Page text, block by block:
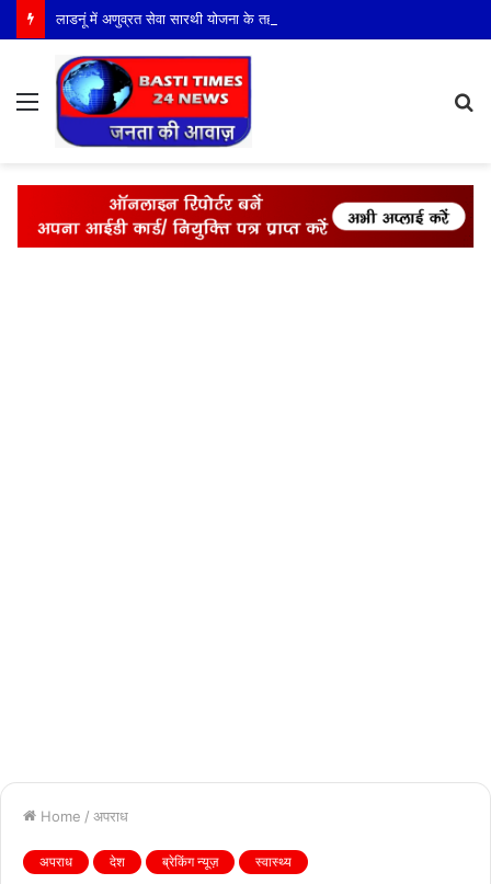
Menu
Home / अपराध
अपराध देश ब्रेकिंग न्यूज़ स्वास्थ्य